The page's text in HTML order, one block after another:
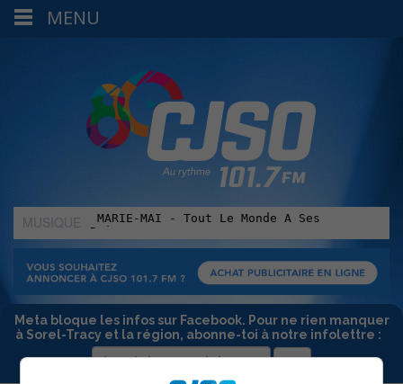
MUSIQUE
:
Meta bloque les infos sur Facebook. Pour ne rien manquer
à Sorel-Tracy et la région, abonne-toi à notre infolettre :
MENU